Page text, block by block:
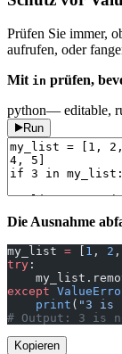
Prüfen Sie immer,
aufrufen, oder
Mit in prüfen,
python— editable,
Run
Die Ausnahme
my_list = 1 , 2 ,
try :
except
    print
( "3 is
# Output: 3 is
Kopieren